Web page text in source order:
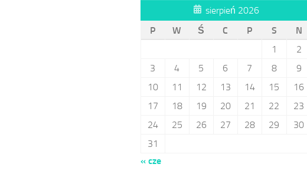
sierpień 2026
P
W Ś C P S
N
1
2
3
4 5 6 7 8
9
10
11 12 13 14 15
16
17
18 19 20 21 22
23
24
25 26 27 28 29
30
31
« cze